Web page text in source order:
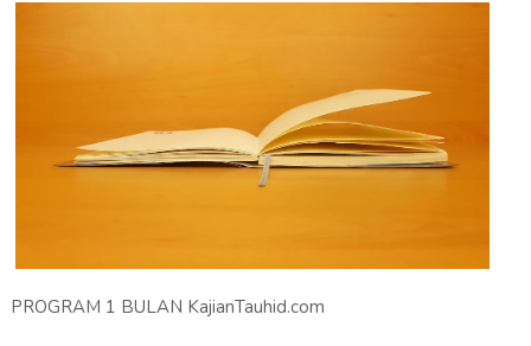
PROGRAM 1 BULAN KajianTauhid.com